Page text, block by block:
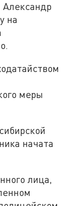
на
меры
начата
лица,